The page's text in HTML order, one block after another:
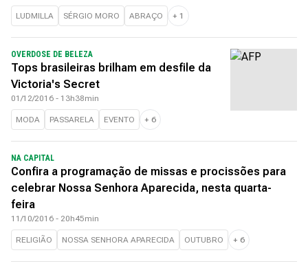
LUDMILLA SÉRGIO MORO ABRAÇO + 1
OVERDOSE DE BELEZA
Tops brasileiras brilham em desfile da
Victoria's Secret
01/12/2016 - 13h38min
MODA PASSARELA EVENTO + 6
NA CAPITAL
Confira a programação de missas e procissões para
celebrar Nossa Senhora Aparecida, nesta quarta-
feira
11/10/2016 - 20h45min
RELIGIÃO NOSSA SENHORA APARECIDA OUTUBRO + 6